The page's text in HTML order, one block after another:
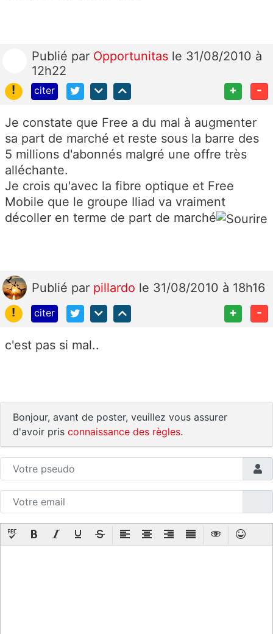
Publié par Opportunitas le 31/08/2010 à
12h22
!
citer + -
Je constate que Free a du mal à augmenter
sa part de marché et reste sous la barre des
5 millions d'abonnés malgré une offre très
alléchante.
Je crois qu'avec la fibre optique et Free
Mobile que le groupe Iliad va vraiment
décoller en terme de part de marché
Publié par pillardo le 31/08/2010 à 18h16
!
citer + -
c'est pas si mal..
Bonjour, avant de poster, veuillez vous assurer
d'avoir pris connaissance des règles.